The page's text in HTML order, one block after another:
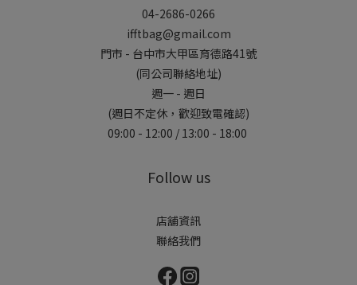
04-2686-0266
ifftbag@gmail.com
門市 - 台中市大甲區育德路41號
(同公司聯絡地址)
週一 - 週日
(週日不定休，歡迎致電確認)
09:00 - 12:00 / 13:00 - 18:00
Follow us
店舖資訊
聯絡我們